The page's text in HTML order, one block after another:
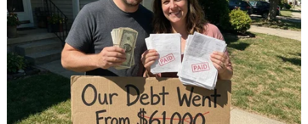
Cựu Phó Tổng thống Iran bị đi tù vì tội
tham nhũng
15/02/2015 23:37
Ông Rahimi, từng giữ chức Phó Tổng thống thứ nhất